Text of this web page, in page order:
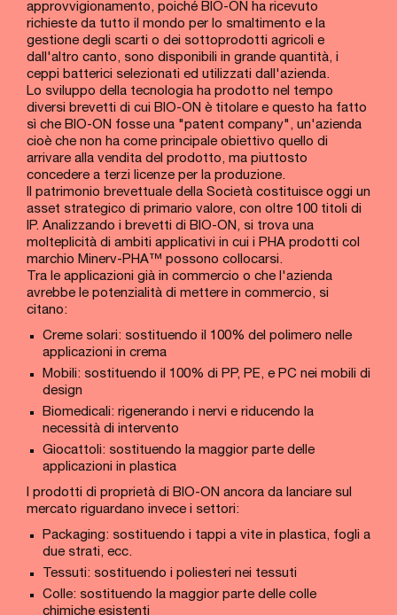
approvvigionamento, poiché BIO-ON ha ricevuto
richieste da tutto il mondo per lo smaltimento e la
gestione degli scarti o dei sottoprodotti agricoli e
dall'altro canto, sono disponibili in grande quantità, i
ceppi batterici selezionati ed utilizzati dall'azienda.
Lo sviluppo della tecnologia ha prodotto nel tempo
diversi brevetti di cui BIO-ON è titolare e questo ha fatto
sì che BIO-ON fosse una "patent company", un'azienda
cioè che non ha come principale obiettivo quello di
arrivare alla vendita del prodotto, ma piuttosto
concedere a terzi licenze per la produzione.
Il patrimonio brevettuale della Società costituisce oggi un
asset strategico di primario valore, con oltre 100 titoli di
IP. Analizzando i brevetti di BIO-ON, si trova una
molteplicità di ambiti applicativi in cui i PHA prodotti col
marchio Minerv-PHA™ possono collocarsi.
Tra le applicazioni già in commercio o che l'azienda
avrebbe le potenzialità di mettere in commercio, si
citano:
Creme solari: sostituendo il 100% del polimero nelle
applicazioni in crema
Mobili: sostituendo il 100% di PP, PE, e PC nei mobili di
design
Biomedicali: rigenerando i nervi e riducendo la
necessità di intervento
Giocattoli: sostituendo la maggior parte delle
applicazioni in plastica
I prodotti di proprietà di BIO-ON ancora da lanciare sul
mercato riguardano invece i settori:
Packaging: sostituendo i tappi a vite in plastica, fogli a
due strati, ecc.
Tessuti: sostituendo i poliesteri nei tessuti
Colle: sostituendo la maggior parte delle colle
chimiche esistenti